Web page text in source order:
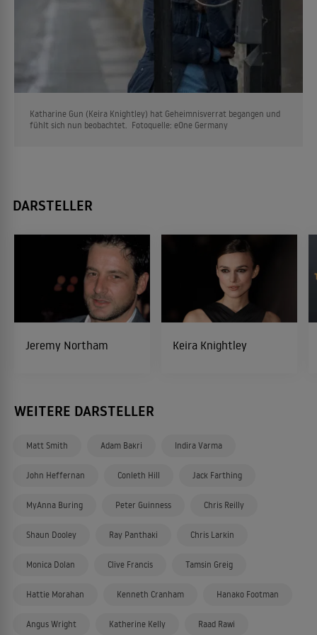
Katharine Gun (Keira Knightley) hat Geheimnisverrat begangen und
fühlt sich nun beobachtet. Fotoquelle: eOne Germany
DARSTELLER
Jeremy Northam Keira Knightley
WEITERE DARSTELLER
Matt Smith Adam Bakri Indira Varma
John Heffernan Conleth Hill Jack Farthing
MyAnna Buring Peter Guinness Chris Reilly
Shaun Dooley Ray Panthaki Chris Larkin
Monica Dolan Clive Francis Tamsin Greig
Hattie Morahan Kenneth Cranham Hanako Footman
Angus Wright Katherine Kelly Raad Rawi